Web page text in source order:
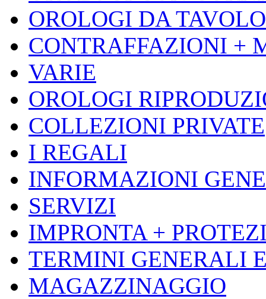
OROLOGI DA TAVOLO
CONTRAFFAZIONI +
VARIE
OROLOGI
COLLEZIONI PRIVATE
I REGALI
INFORMAZIONI
SERVIZI
IMPRONTA +
TERMINI GENERALI
MAGAZZINAGGIO